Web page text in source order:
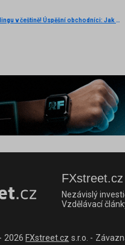
Světový bestseller o tradingu v češtině! Úspěšní obchodníci: Jak běžní lidé porážejí Wall Street v jeho vlastní hře
Nezávislý
Vzdělávací
2026 FXstreet.cz s.r.o. -